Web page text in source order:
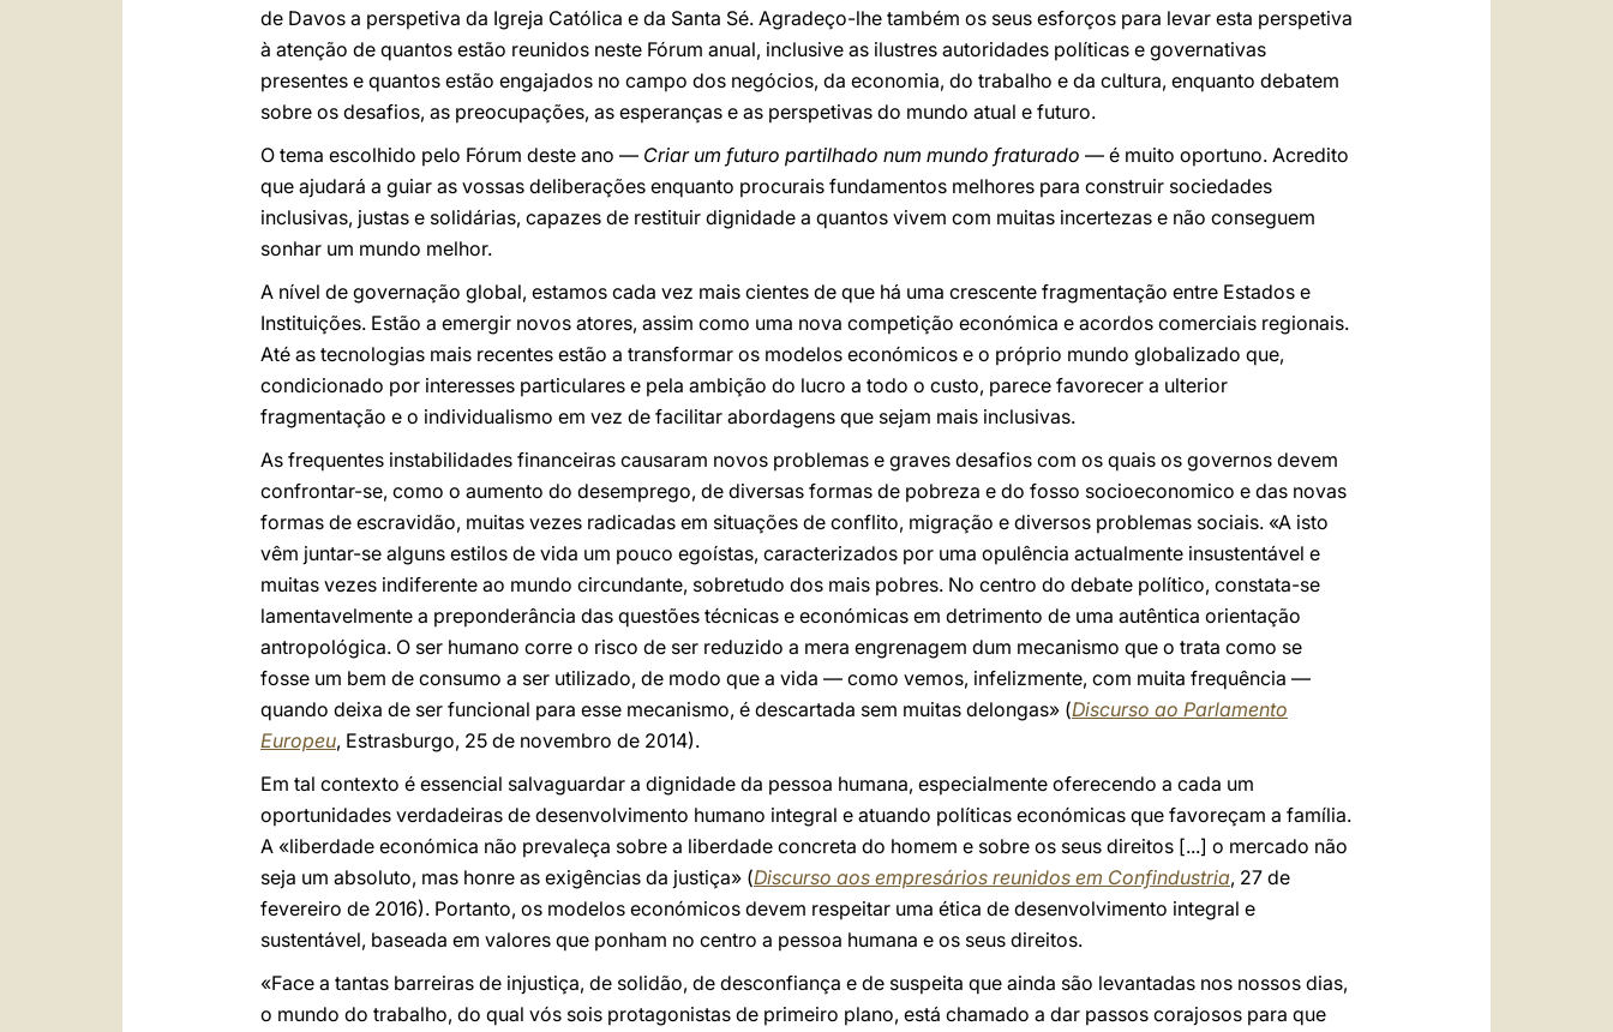
de Davos a perspetiva da Igreja Católica e da Santa Sé. Agradeço-lhe também os seus esforços para levar esta perspetiva
à atenção de quantos estão reunidos neste Fórum anual, inclusive as ilustres autoridades políticas e governativas
presentes e quantos estão engajados no campo dos negócios, da economia, do trabalho e da cultura, enquanto debatem
sobre os desafios, as preocupações, as esperanças e as perspetivas do mundo atual e futuro.
O tema escolhido pelo Fórum deste ano — Criar um futuro partilhado num mundo fraturado — é muito oportuno. Acredito
que ajudará a guiar as vossas deliberações enquanto procurais fundamentos melhores para construir sociedades
inclusivas, justas e solidárias, capazes de restituir dignidade a quantos vivem com muitas incertezas e não conseguem
sonhar um mundo melhor.
A nível de governação global, estamos cada vez mais cientes de que há uma crescente fragmentação entre Estados e
Instituições. Estão a emergir novos atores, assim como uma nova competição económica e acordos comerciais regionais.
Até as tecnologias mais recentes estão a transformar os modelos económicos e o próprio mundo globalizado que,
condicionado por interesses particulares e pela ambição do lucro a todo o custo, parece favorecer a ulterior
fragmentação e o individualismo em vez de facilitar abordagens que sejam mais inclusivas.
As frequentes instabilidades financeiras causaram novos problemas e graves desafios com os quais os governos devem
confrontar-se, como o aumento do desemprego, de diversas formas de pobreza e do fosso socioeconomico e das novas
formas de escravidão, muitas vezes radicadas em situações de conflito, migração e diversos problemas sociais. «A isto
vêm juntar-se alguns estilos de vida um pouco egoístas, caracterizados por uma opulência actualmente insustentável e
muitas vezes indiferente ao mundo circundante, sobretudo dos mais pobres. No centro do debate político, constata-se
lamentavelmente a preponderância das questões técnicas e económicas em detrimento de uma autêntica orientação
antropológica. O ser humano corre o risco de ser reduzido a mera engrenagem dum mecanismo que o trata como se
fosse um bem de consumo a ser utilizado, de modo que a vida — como vemos, infelizmente, com muita frequência —
quando deixa de ser funcional para esse mecanismo, é descartada sem muitas delongas» (Discurso ao Parlamento
Europeu, Estrasburgo, 25 de novembro de 2014).
Em tal contexto é essencial salvaguardar a dignidade da pessoa humana, especialmente oferecendo a cada um
oportunidades verdadeiras de desenvolvimento humano integral e atuando políticas económicas que favoreçam a família.
A «liberdade económica não prevaleça sobre a liberdade concreta do homem e sobre os seus direitos [...] o mercado não
seja um absoluto, mas honre as exigências da justiça» (Discurso aos empresários reunidos em Confindustria, 27 de
fevereiro de 2016). Portanto, os modelos económicos devem respeitar uma ética de desenvolvimento integral e
sustentável, baseada em valores que ponham no centro a pessoa humana e os seus direitos.
«Face a tantas barreiras de injustiça, de solidão, de desconfiança e de suspeita que ainda são levantadas nos nossos dias,
o mundo do trabalho, do qual vós sois protagonistas de primeiro plano, está chamado a dar passos corajosos para que